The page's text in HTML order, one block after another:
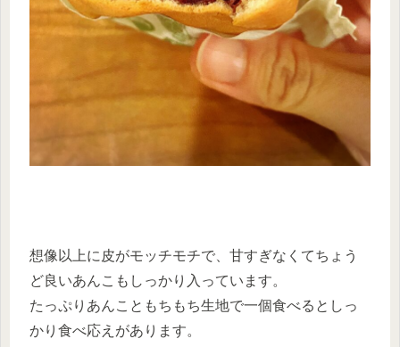
想像以上に皮がモッチモチで、甘すぎなくてちょう
ど良いあんこもしっかり入っています。
たっぷりあんこともちもち生地で一個食べるとしっ
かり食べ応えがあります。